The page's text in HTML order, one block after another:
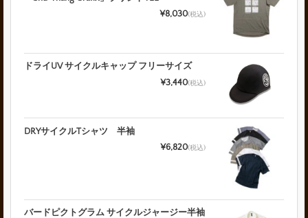
¥8,030(税込)
ドライUV サイクルキャップ フリーサイズ
¥3,440(税込)
DRYサイクルTシャツ 半袖
¥6,820(税込)
バードピクトグラム サイクルジャージー半袖